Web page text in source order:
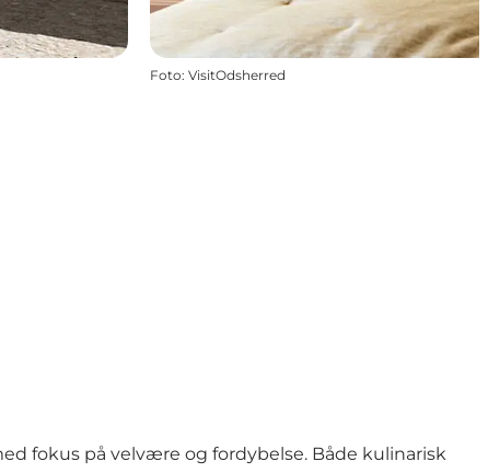
Foto: VisitOdsherred
fokus på velvære og fordybelse. Både kulinarisk